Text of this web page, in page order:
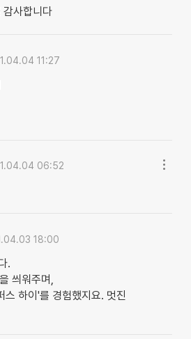
감사합니다
11:27
06:52
18:00
.
씌워주며,
스 하이'를 경험했지요. 멋진